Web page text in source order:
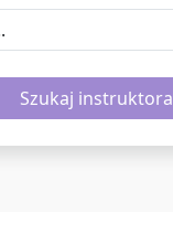
Szukaj instruktora